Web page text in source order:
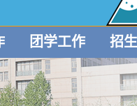
团学工作 招